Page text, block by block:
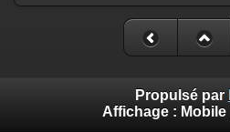
Propulsé par
Affichage : Mobile